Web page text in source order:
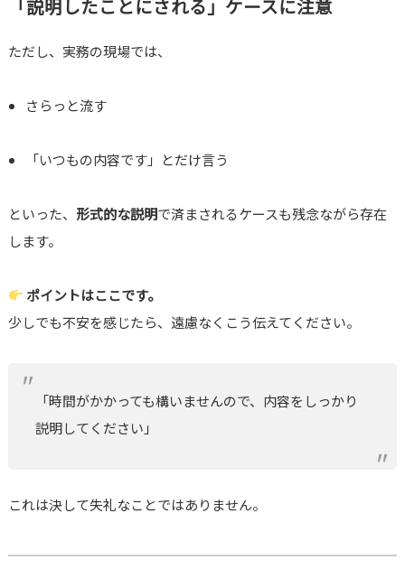
「説明したことにされる」ケースに注意
ただし、実務の現場では、
さらっと流す
「いつもの内容です」とだけ言う
といった、 形式的な説明で済まされるケースも残念ながら存在
します。
ポイントはここです。
少しでも不安を感じたら、遠慮なくこう伝えてください。
「時間がかかっても構いませんので、内容をしっかり
説明してください」
これは決して失礼なことではありません。